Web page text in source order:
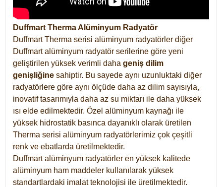
Duffmart Therma Alüminyum Radyatör
Duffmart Therma serisi alüminyum radyatörler diğer
Duffmart alüminyum radyatör serilerine göre yeni
geliştirilen yüksek verimli daha geniş dilim
genişliğine sahiptir. Bu sayede aynı uzunluktaki diğer
radyatörlere göre aynı ölçüde daha az dilim sayısıyla,
inovatif tasarımıyla daha az su miktarı ile daha yüksek
ısı elde edilmektedir. Özel alüminyum kaynağı ile
yüksek hidrostatik basınca dayanıklı olarak üretilen
Therma serisi alüminyum radyatörlerimiz çok çeşitli
renk ve ebatlarda üretilmektedir.
Duffmart alüminyum radyatörler en yüksek kalitede
alüminyum ham maddeler kullanılarak yüksek
standartlardaki imalat teknolojisi ile üretilmektedir.